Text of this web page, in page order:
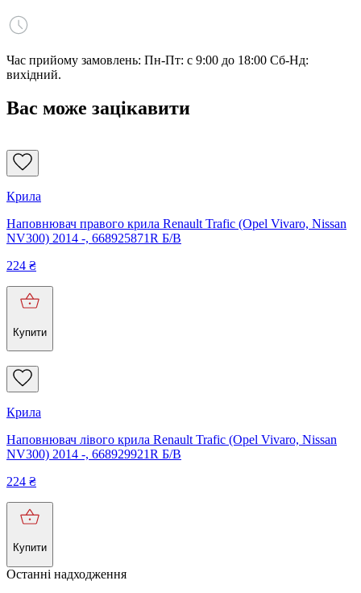
Час прийому замовлень: Пн-Пт: с 9:00 до 18:00 Сб-Нд:
вихідний.
Вас може зацікавити
Крила
Наповнювач правого крила Renault Trafic (Opel Vivaro, Nissan
NV300) 2014 -, 668925871R Б/В
224 ₴
Купити
Крила
Наповнювач лівого крила Renault Trafic (Opel Vivaro, Nissan
NV300) 2014 -, 668929921R Б/В
224 ₴
Купити
Останні надходження